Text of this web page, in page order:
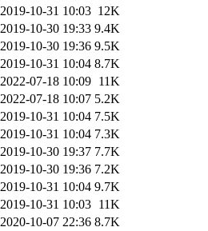
2019-10-31 10:03 12K
2019-10-30 19:33 9.4K
2019-10-30 19:36 9.5K
2019-10-31 10:04 8.7K
2022-07-18 10:09 11K
2022-07-18 10:07 5.2K
2019-10-31 10:04 7.5K
2019-10-31 10:04 7.3K
2019-10-30 19:37 7.7K
2019-10-30 19:36 7.2K
2019-10-31 10:04 9.7K
2019-10-31 10:03 11K
2020-10-07 22:36 8.7K